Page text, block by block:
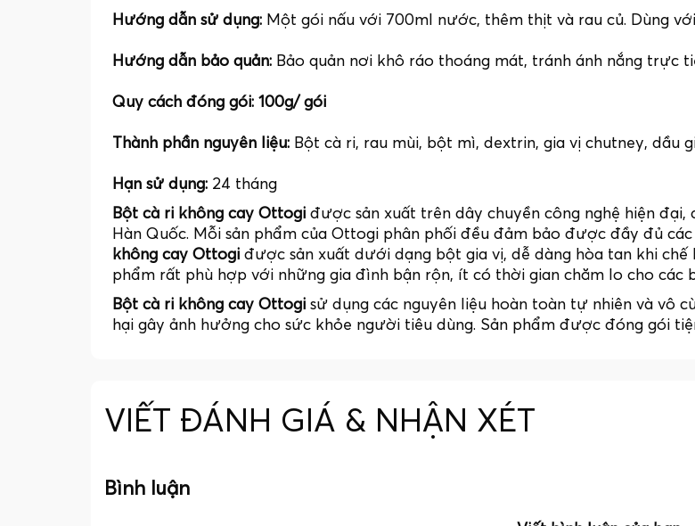
Hướng dẫn sử dụng: Một gói nấu với 700ml nước, thêm thịt và rau củ. Dùng
Hướng dẫn bảo quản: Bảo quản nơi khô ráo thoáng mát, tránh ánh nắng trực
Quy cách đóng gói: 100g/ gói
Thành phần nguyên liệu: Bột cà ri, rau mùi, bột mì, dextrin, gia vị chutney,
Hạn sử dụng: 24 tháng
Bột cà ri không cay Ottogi được sản xuất trên dây chuyền công nghệ hiện
Hàn Quốc. Mỗi sản phẩm của Ottogi phân phối đều đảm bảo được đầy đủ
không cay Ottogi được sản xuất dưới dạng bột gia vị, dễ dàng hòa tan khi
phẩm rất phù hợp với những gia đình bận rộn, ít có thời gian chăm lo cho các
Bột cà ri không cay Ottogi sử dụng các nguyên liệu hoàn toàn tự nhiên và vô
hại gây ảnh hưởng cho sức khỏe người tiêu dùng. Sản phẩm được đóng gói
VIẾT ĐÁNH GIÁ & NHẬN XÉT
Bình luận